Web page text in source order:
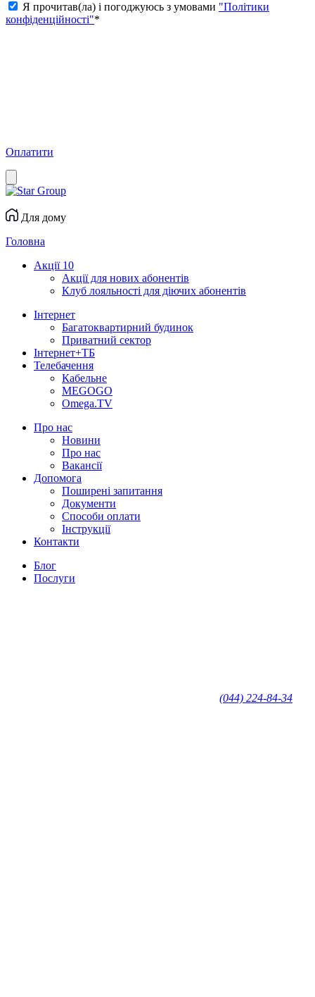
Я прочитав(ла) і погоджуюсь з умовами "Політики
конфіденційності"*
Оплатити
Для дому
Головна
Акції 10
Акції для нових абонентів
Клуб лояльності для діючих абонентів
Інтернет
Багатоквартирний будинок
Приватний сектор
Інтернет+ТБ
Телебачення
Кабельне
MEGOGO
Omega.TV
Про нас
Новини
Про нас
Вакансії
Допомога
Поширені запитання
Документи
Способи оплати
Інструкції
Контакти
Блог
Послуги
(044) 224-84-34